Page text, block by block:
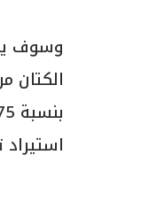
وسوف
استيراد